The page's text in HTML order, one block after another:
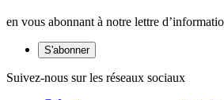
en vous abonnant à notre lettre
S'abonner
Suivez-nous sur les réseaux sociaux